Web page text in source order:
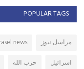
POPULAR TAGS
مراسل نيوز news
اسرائيل
حزب الله